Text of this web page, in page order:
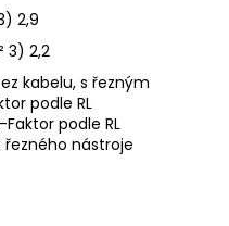
2,9
3) 2,2
kabelu, s řezným
podle RL
podle RL
nástroje